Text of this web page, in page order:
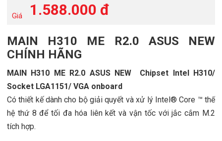
Giá 1.588.000 đ
MAIN H310 ME R2.0 ASUS NEW
CHÍNH HÃNG
MAIN H310 ME R2.0 ASUS NEW Chipset Intel H310/
Socket LGA1151/ VGA onboard
Có thiết kế dành cho bộ giải quyết và xử lý Intel® Core ™ thế
hệ thứ 8 để tối đa hóa liên kết và vận tốc với jắc cắm M.2
tích hợp.